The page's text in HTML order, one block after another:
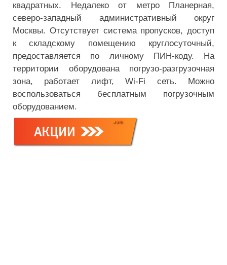
квадратных. Недалеко от метро Планерная,
северо-западный административный округ
Москвы. Отсутствует система пропусков, доступ
к складскому помещению круглосуточный,
предоставляется по личному ПИН-коду. На
территории оборудована погрузо-разгрузочная
зона, работает лифт, Wi-Fi сеть. Можно
воспользоваться бесплатным погрузочным
оборудованием.